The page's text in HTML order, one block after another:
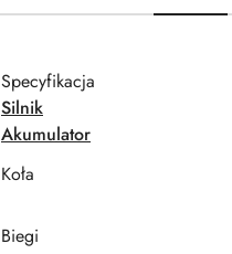
Specyfikacja
Silnik
Akumulator
Koła
Biegi